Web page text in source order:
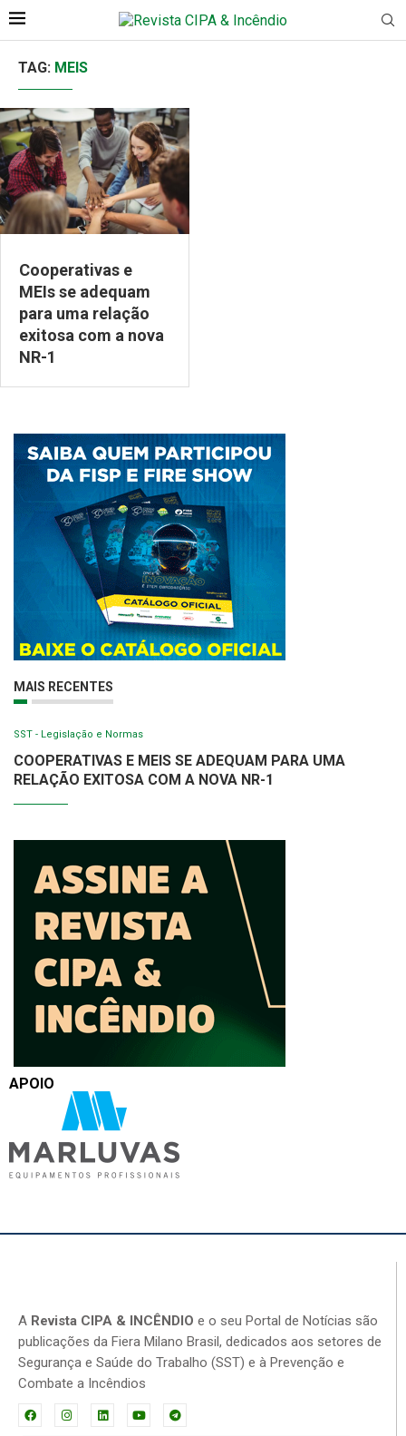
TAG: MEIS
Cooperativas e
MEIs se adequam
para uma relação
exitosa com a nova
NR-1
MAIS RECENTES
SST - Legislação e Normas
COOPERATIVAS E MEIS SE ADEQUAM PARA UMA
RELAÇÃO EXITOSA COM A NOVA NR-1
APOIO
A Revista CIPA & INCÊNDIO e o seu Portal de Notícias são
publicações da Fiera Milano Brasil, dedicados aos setores de
Segurança e Saúde do Trabalho (SST) e à Prevenção e
Combate a Incêndios